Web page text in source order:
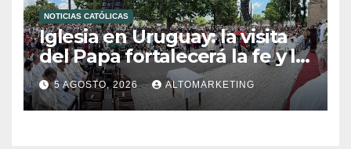
NOTICIAS CATÓLICAS
Iglesia en Uruguay: la visita
del Papa fortalecerá la fe y la
esperanza
5 AGOSTO, 2026 ALTOMARKETING